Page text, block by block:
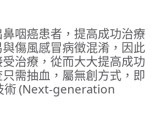
咽癌患者，提⾼成功治療
傷風感冒病徵混淆，因此
治療，從而⼤⼤提⾼成功
需抽血，屬無創⽅式，即
術 (Next-generation